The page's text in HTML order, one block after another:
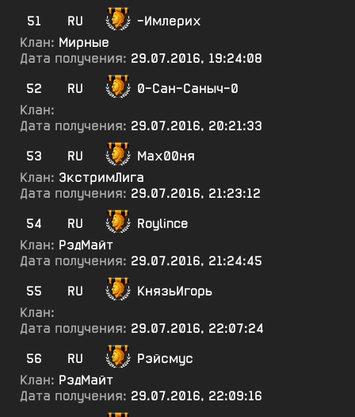
51
RU
-Имлерих
Клан: Мирные
Дата получения: 29.07.2016, 19:24:08
52
RU
0-Сан-Саныч-0
Клан:
Дата получения: 29.07.2016, 20:21:33
53
RU
Мах00ня
Клан: ЭкстримЛига
Дата получения: 29.07.2016, 21:23:12
54
RU
Roylince
Клан: РэдМайт
Дата получения: 29.07.2016, 21:24:45
55
RU
КнязьИгорь
Клан:
Дата получения: 29.07.2016, 22:07:24
56
RU
Рэйсмус
Клан: РэдМайт
Дата получения: 29.07.2016, 22:09:16